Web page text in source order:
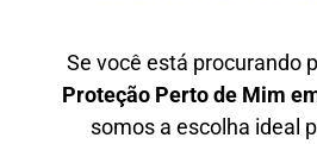
Se você está procurando
Proteção Perto de Mim
somos a escolha ideal